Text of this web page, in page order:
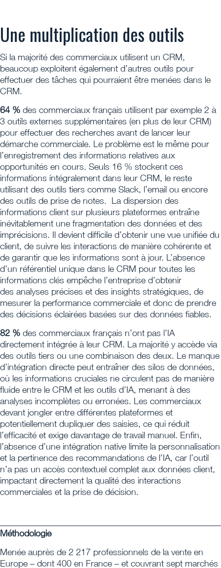
Une multiplication des outils
Si la majorité des commerciaux utilisent un CRM,
beaucoup exploitent également d’autres outils pour
effectuer des tâches qui pourraient être menées dans le
CRM.
64 % des commerciaux français utilisent par exemple 2 à
3 outils externes supplémentaires (en plus de leur CRM)
pour effectuer des recherches avant de lancer leur
démarche commerciale. Le problème est le même pour
l’enregistrement des informations relatives aux
opportunités en cours. Seuls 16 % stockent ces
informations intégralement dans leur CRM, le reste
utilisant des outils tiers comme Slack, l’email ou encore
des outils de prise de notes. La dispersion des
informations client sur plusieurs plateformes entraîne
inévitablement une fragmentation des données et des
imprécisions. Il devient difficile d’obtenir une vue unifiée du
client, de suivre les interactions de manière cohérente et
de garantir que les informations sont à jour. L’absence
d’un référentiel unique dans le CRM pour toutes les
informations clés empêche l’entreprise d’obtenir
des analyses précises et des insights stratégiques, de
mesurer la performance commerciale et donc de prendre
des décisions éclairées basées sur des données fiables.
82 % des commerciaux français n’ont pas l’IA
directement intégrée à leur CRM. La majorité y accède via
des outils tiers ou une combinaison des deux. Le manque
d’intégration directe peut entraîner des silos de données,
où les informations cruciales ne circulent pas de manière
fluide entre le CRM et les outils d’IA, menant à des
analyses incomplètes ou erronées. Les commerciaux
devant jongler entre différentes plateformes et
potentiellement dupliquer des saisies, ce qui réduit
l’efficacité et exige davantage de travail manuel. Enfin,
l’absence d’une intégration native limite la personnalisation
et la pertinence des recommandations de l’IA, car l’outil
n’a pas un accès contextuel complet aux données client,
impactant directement la qualité des interactions
commerciales et la prise de décision.
Méthodologie
Menée auprès de 2 217 professionnels de la vente en
Europe – dont 400 en France – et couvrant sept marchés